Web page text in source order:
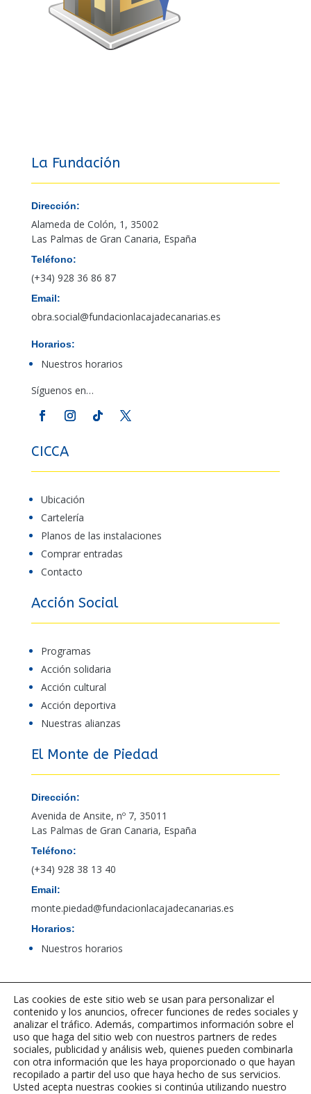
La Fundación
Dirección:
Alameda de Colón, 1, 35002
Las Palmas de Gran Canaria, España
Teléfono:
(+34) 928 36 86 87
Email:
obra.social@fundacionlacajadecanarias.es
Horarios:
Nuestros horarios
Síguenos en…
CICCA
Ubicación
Cartelería
Planos de las instalaciones
Comprar entradas
Contacto
Acción Social
Programas
Acción solidaria
Acción cultural
Acción deportiva
Nuestras alianzas
El Monte de Piedad
Dirección:
Avenida de Ansite, nº 7, 35011
Las Palmas de Gran Canaria, España
Teléfono:
(+34) 928 38 13 40
Email:
monte.piedad@fundacionlacajadecanarias.es
Horarios:
Nuestros horarios
Acceso al canal de denuncias de PBCFT
Las cookies de este sitio web se usan para personalizar el
contenido y los anuncios, ofrecer funciones de redes sociales y
analizar el tráfico. Además, compartimos información sobre el
uso que haga del sitio web con nuestros partners de redes
sociales, publicidad y análisis web, quienes pueden combinarla
con otra información que les haya proporcionado o que hayan
recopilado a partir del uso que haya hecho de sus servicios.
Usted acepta nuestras cookies si continúa utilizando nuestro